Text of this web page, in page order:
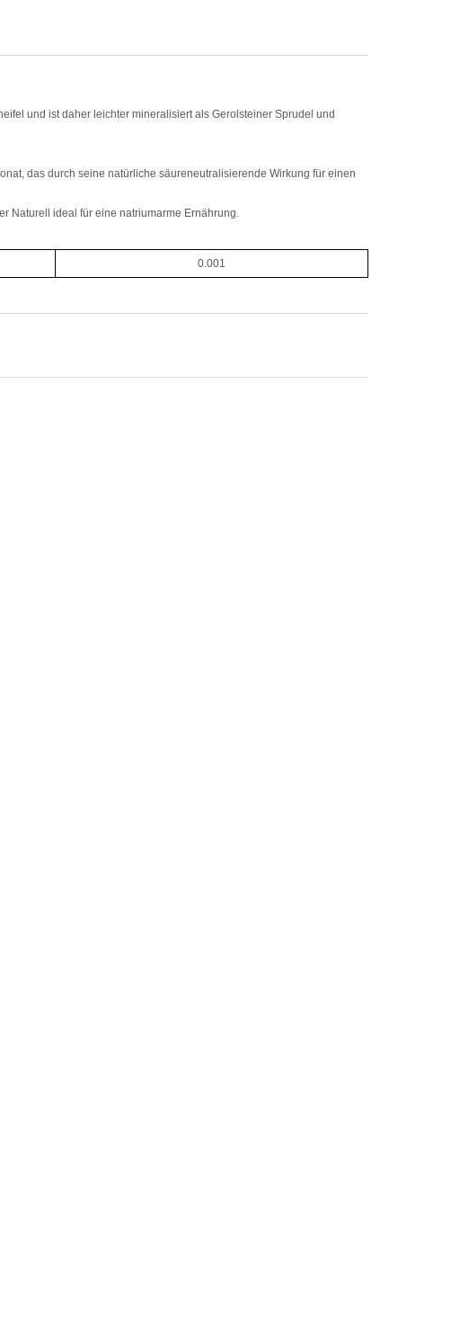
und ist daher leichter mineralisiert als Gerolsteiner Sprudel und
das durch seine natürliche säureneutralisierende Wirkung für einen
Naturell ideal für eine natriumarme Ernährung.
0.001